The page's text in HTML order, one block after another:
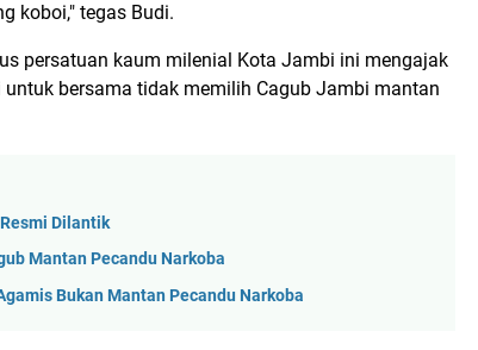
koboi," tegas Budi.
persatuan kaum milenial Kota Jambi ini mengajak
bersama tidak memilih Cagub Jambi mantan
Dilantik
Mantan Pecandu Narkoba
Bukan Mantan Pecandu Narkoba